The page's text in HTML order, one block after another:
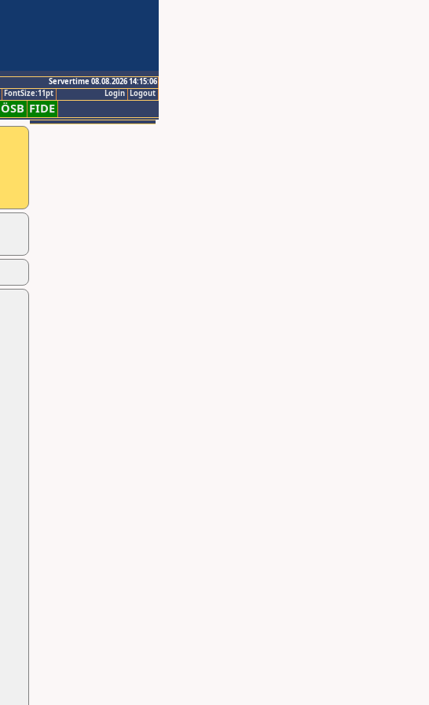
Servertime 08.08.2026 14:15:06
Logout
Login
FontSize:11pt
ÖSB FIDE